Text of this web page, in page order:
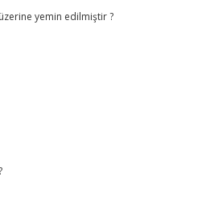
yemin edilmiştir ?